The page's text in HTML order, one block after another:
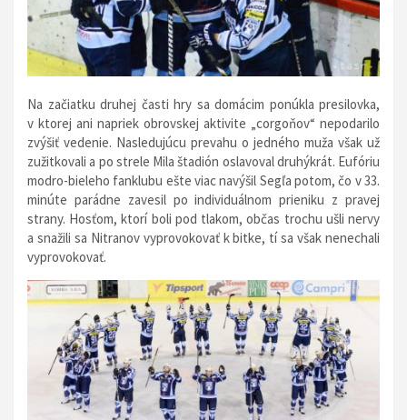
Na začiatku druhej časti hry sa domácim ponúkla presilovka,
v ktorej ani napriek obrovskej aktivite „corgoňov“ nepodarilo
zvýšiť vedenie. Nasledujúcu prevahu o jedného muža však už
zužitkovali a po strele Mila štadión oslavoval druhýkrát. Eufóriu
modro-bieleho fanklubu ešte viac navýšil Segľa potom, čo v 33.
minúte parádne zavesil po individuálnom prieniku z pravej
strany. Hosťom, ktorí boli pod tlakom, občas trochu ušli nervy
a snažili sa Nitranov vyprovokovať k bitke, tí sa však nenechali
vyprovokovať.